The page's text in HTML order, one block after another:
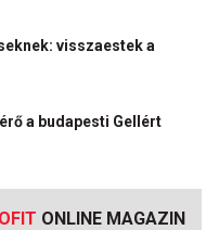
visszaestek a
a budapesti Gellért
ONLINE MAGAZIN